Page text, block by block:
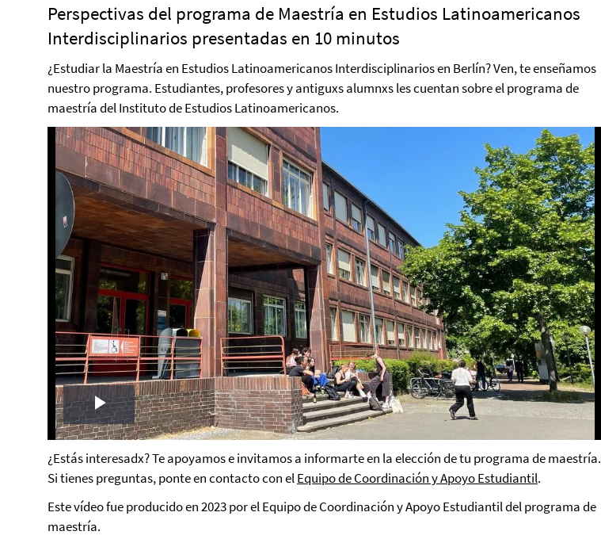
Perspectivas del programa de Maestría en Estudios Latinoamericanos
Interdisciplinarios presentadas en 10 minutos
¿Estudiar la Maestría en Estudios Latinoamericanos Interdisciplinarios en Berlín? Ven, te enseñamos
nuestro programa. Estudiantes, profesores y antiguxs alumnxs les cuentan sobre el programa de
maestría del Instituto de Estudios Latinoamericanos.
Play
Video
¿Estás interesadx? Te apoyamos e invitamos a informarte en la elección de tu programa de maestría.
Si tienes preguntas, ponte en contacto con elEquipo de Coordinación y Apoyo Estudiantil.
Este vídeo fue producido en 2023 por el Equipo de Coordinación y Apoyo Estudiantil del programa de
maestría.